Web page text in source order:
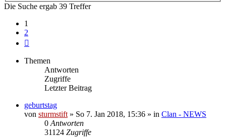
Die Suche ergab 39 Treffer
1
2
Themen
Antworten
Zugriffe
Letzter Beitrag
geburtstag
von sturmstift » So 7. Jan 2018, 15:36 » in Clan - NEWS
0 Antworten
31124 Zugriffe